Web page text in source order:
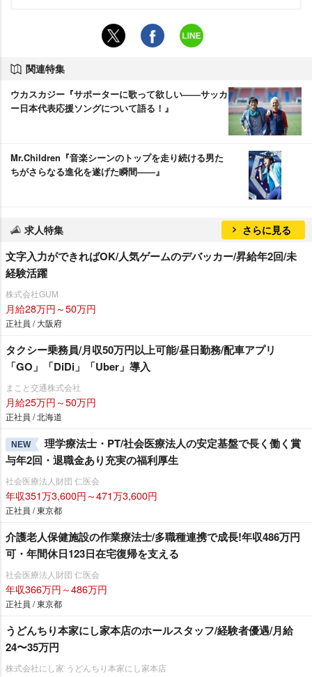
関連特集
ウカスカジー『サポーターに歌って欲しい――サッカ
ー日本代表応援ソングについて語る！』
Mr.Children『音楽シーンのトップを走り続ける男た
ちがさらなる進化を遂げた瞬間――』
求人特集 さらに見る
文字入力ができればOK/人気ゲームのデバッカー/昇給年2回/未
経験活躍
株式会社GUM
月給28万円～50万円
正社員 / 大阪府
タクシー乗務員/月収50万円以上可能/昼日勤務/配車アプリ
「GO」「DiDi」「Uber」導入
まこと交通株式会社
月給25万円～50万円
正社員 / 北海道
NEW
理学療法士・PT/社会医療法人の安定基盤で長く働く賞
与年2回・退職金あり充実の福利厚生
社会医療法人財団 仁医会
年収351万3,600円～471万3,600円
正社員 / 東京都
介護老人保健施設の作業療法士/多職種連携で成長!年収486万円
可・年間休日123日在宅復帰を支える
社会医療法人財団 仁医会
年収366万円～486万円
正社員 / 東京都
うどんちり本家にし家本店のホールスタッフ/経験者優遇/月給
24〜35万円
株式会社にし家 うどんちり本家にし家本店